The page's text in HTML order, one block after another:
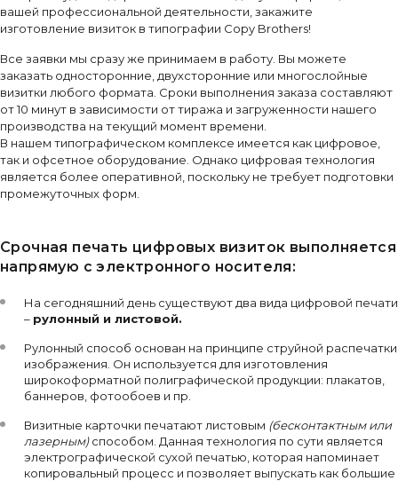
вашей профессиональной деятельности, закажите
изготовление визиток в типографии Copy Brothers!
Все заявки мы сразу же принимаем в работу. Вы можете
заказать односторонние, двухсторонние или многослойные
визитки любого формата. Сроки выполнения заказа составляют
от 10 минут в зависимости от тиража и загруженности нашего
производства на текущий момент времени.
В нашем типографическом комплексе имеется как цифровое,
так и офсетное оборудование. Однако цифровая технология
является более оперативной, поскольку не требует подготовки
промежуточных форм.
Срочная печать цифровых визиток выполняется
напрямую с электронного носителя:
На сегодняшний день существуют два вида цифровой печати
– рулонный и листовой.
Рулонный способ основан на принципе струйной распечатки
изображения. Он используется для изготовления
широкоформатной полиграфической продукции: плакатов,
баннеров, фотообоев и пр.
Визитные карточки печатают листовым (бесконтактным или
лазерным)способом. Данная технология по сути является
электрографической сухой печатью, которая напоминает
копировальный процесс и позволяет выпускать как большие